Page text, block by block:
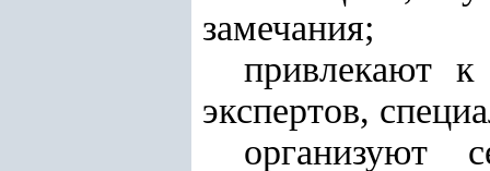
замечания;
привлекают
экспертов,
организуют